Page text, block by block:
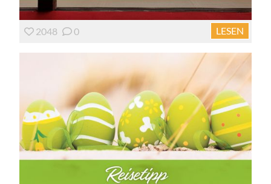
2048 0 LESEN